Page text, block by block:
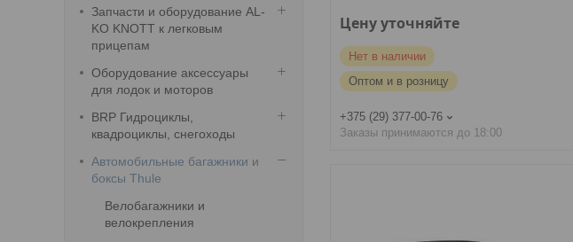
Запчасти и оборудование AL-
KO KNOTT к легковым
прицепам
Оборудование аксессуары
для лодок и моторов
BRP Гидроциклы,
квадроциклы, снегоходы
Автомобильные багажники и
боксы Thule
Велобагажники и
велокрепления
Цену уточняйте
Нет в наличии
Оптом и в розницу
+375 (29) 377-00-76
Заказы принимаются до 18:00